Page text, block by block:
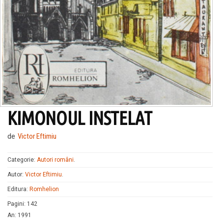
KIMONOUL INSTELAT
de Victor Eftimiu
Categorie: Autori români.
Autor: Victor Eftimiu.
Editura: Romhelion
Pagini: 142
An: 1991